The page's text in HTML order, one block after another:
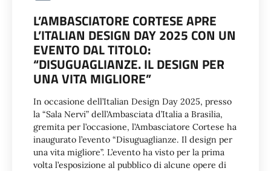
L’AMBASCIATORE CORTESE APRE
L’ITALIAN DESIGN DAY 2025 CON UN
EVENTO DAL TITOLO:
“DISUGUAGLIANZE. IL DESIGN PER
UNA VITA MIGLIORE”
In occasione dell’Italian Design Day 2025, presso
la “Sala Nervi” dell’Ambasciata d’Italia a Brasilia,
gremita per l’occasione, l’Ambasciatore Cortese ha
inaugurato l’evento “Disuguaglianze. Il design per
una vita migliore”. L’evento ha visto per la prima
volta l’esposizione al pubblico di alcune opere di